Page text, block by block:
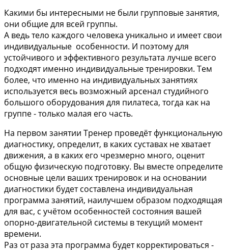
Какими бы интересными не были групповые занятия,
они общие для всей группы.
А ведь тело каждого человека уникально и имеет свои
индивидуальные особенности. И поэтому для
устойчивого и эффективного результата лучше всего
подходят именно индивидуальные тренировки. Тем
более, что именно на индивидуальных занятиях
используется весь возможный арсенал студийного
большого оборудования для пилатеса, тогда как на
группе - только малая его часть.
На первом занятии Тренер проведёт функциональную
диагностику, определит, в каких суставах не хватает
движения, а в каких его чрезмерно много, оценит
общую физическую подготовку. Вы вместе определите
основные цели ваших тренировок и на основании
диагностики будет составлена индивидуальная
программа занятий, наилучшем образом подходящая
для вас, с учётом особенностей состояния вашей
опорно-двигательной системы в текущий момент
времени.
Раз от раза эта программа будет корректироваться -